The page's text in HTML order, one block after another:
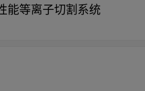
能等离子切割系统